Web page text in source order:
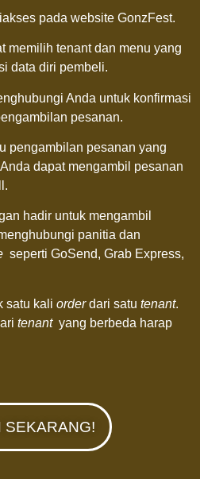
pada website GonzFest.
memilih tenant dan menu yang
data diri pembeli.
Anda untuk konfirmasi
pesanan.
pengambilan pesanan yang
dapat mengambil pesanan
.
hadir untuk mengambil
panitia dan
seperti GoSend, Grab Express,
satu kali orderdari satu tenant.
tenant yang berbeda harap
SEKARANG!